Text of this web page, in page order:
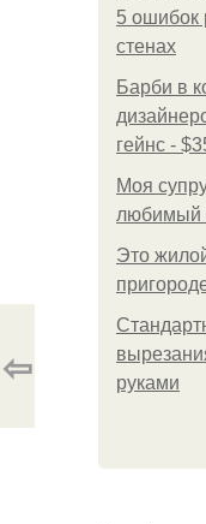
5 ошибок
стенах
Барби в
гейнс -
Моя
любимый
Это
руками
⇦